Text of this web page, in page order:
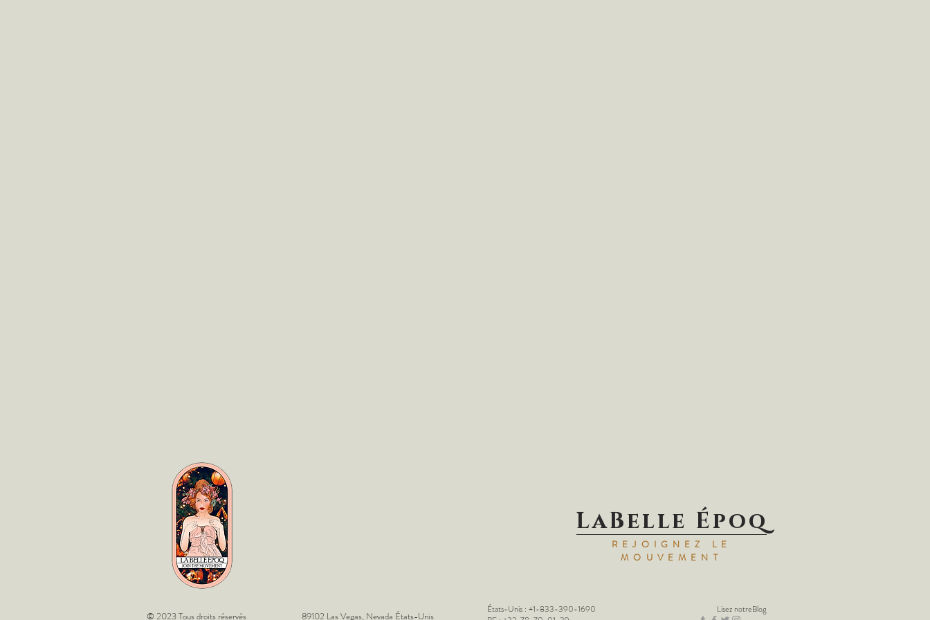
LaBelle Époq
REJOIGNEZ LE
MOUVEMENT
© 2023 Tous droits réservés 89102 Las Vegas, Nevada États-Unis
États-Unis : +1-833-390-1690
Lisez notreBlog